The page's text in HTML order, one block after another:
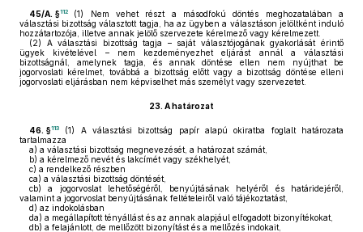
45/A. §112 (1)
Nem vehet részt a másodfokú döntés meghozatalában a
választási bizottság választott tagja, ha az ügyben a választáson jelöltként induló
hozzátartozója, illetve annak jelölő szervezete kérelmező vagy kérelmezett.
(2) A választási bizottság tagja – saját választójogának gyakorlását érintő
ügyek kivételével – nem kezdeményezhet eljárást annál a választási
bizottságnál, amelynek tagja, és annak döntése ellen nem nyújthat be
jogorvoslati kérelmet, továbbá a bizottság előtt vagy a bizottság döntése elleni
jogorvoslati eljárásban nem képviselhet más személyt vagy szervezetet.
23. A határozat
46. §113 (1)
A választási bizottság papír alapú okiratba foglalt határozata
tartalmazza
a) a választási bizottság megnevezését, a határozat számát,
b) a kérelmező nevét és lakcímét vagy székhelyét,
c) a rendelkező részben
ca) a választási bizottság döntését,
cb) a jogorvoslat lehetőségéről, benyújtásának helyéről és határidejéről,
valamint a jogorvoslat benyújtásának feltételeiről való tájékoztatást,
d) az indokolásban
da) a megállapított tényállást és az annak alapjául elfogadott bizonyítékokat,
db) a felajánlott, de mellőzött bizonyítást és a mellőzés indokait,